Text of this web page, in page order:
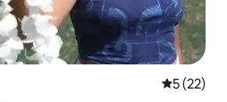
5 de uma
5 (22)